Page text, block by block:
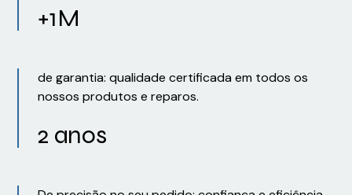
+1M
de garantia: qualidade certificada em todos os
nossos produtos e reparos.
2 anos